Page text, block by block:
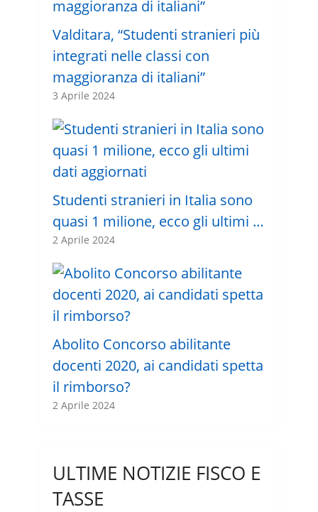
Valditara, “Studenti stranieri più
integrati nelle classi con
maggioranza di italiani”
3 Aprile 2024
Studenti stranieri in Italia sono
quasi 1 milione, ecco gli ultimi …
2 Aprile 2024
Abolito Concorso abilitante
docenti 2020, ai candidati spetta
il rimborso?
2 Aprile 2024
ULTIME NOTIZIE FISCO E
TASSE